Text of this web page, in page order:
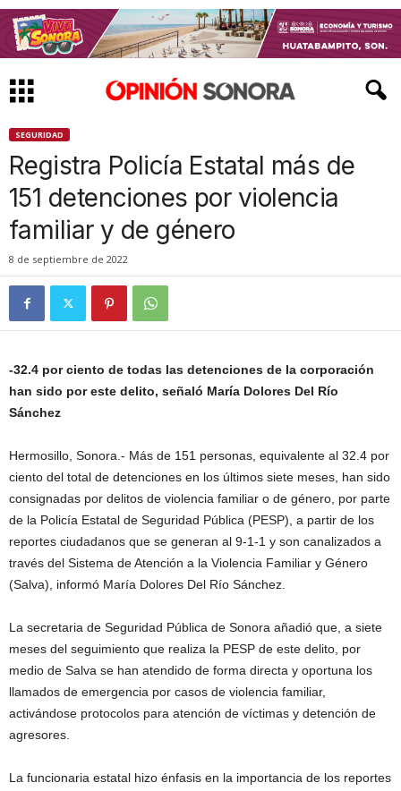
SEGURIDAD
Registra Policía Estatal más de
151 detenciones por violencia
familiar y de género
8 de septiembre de 2022
-32.4 por ciento de todas las detenciones de la corporación
han sido por este delito, señaló María Dolores Del Río
Sánchez
Hermosillo, Sonora.- Más de 151 personas, equivalente al 32.4 por
ciento del total de detenciones en los últimos siete meses, han sido
consignadas por delitos de violencia familiar o de género, por parte
de la Policía Estatal de Seguridad Pública (PESP), a partir de los
reportes ciudadanos que se generan al 9-1-1 y son canalizados a
través del Sistema de Atención a la Violencia Familiar y Género
(Salva), informó María Dolores Del Río Sánchez.
La secretaria de Seguridad Pública de Sonora añadió que, a siete
meses del seguimiento que realiza la PESP de este delito, por
medio de Salva se han atendido de forma directa y oportuna los
llamados de emergencia por casos de violencia familiar,
activándose protocolos para atención de víctimas y detención de
agresores.
La funcionaria estatal hizo énfasis en la importancia de los reportes